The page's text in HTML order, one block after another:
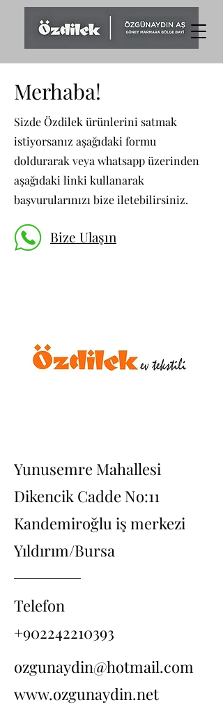
Merhaba!
Sizde Özdilek ürünlerini satmak
istiyorsanız aşağıdaki formu
doldurarak veya whatsapp üzerinden
aşağıdaki linki kullanarak
başvurularınızı bize iletebilirsiniz.
Bize Ulaşın
Yunusemre Mahallesi
Dikencik Cadde No:11
Kandemiroğlu iş merkezi
Yıldırım/Bursa
Telefon
+902242210393
ozgunaydin@hotmail.com
www.ozgunaydin.net